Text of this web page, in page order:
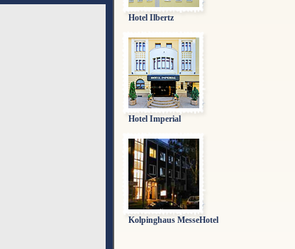
Hotel Ilbertz
Hotel Imperial
Kolpinghaus MesseHotel